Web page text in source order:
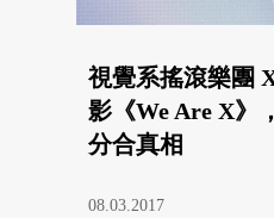
視覺系搖滾樂團
影《We Are X》
分合真相
08.03.2017